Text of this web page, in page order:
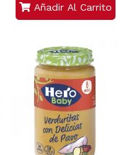
Añadir Al Carrito